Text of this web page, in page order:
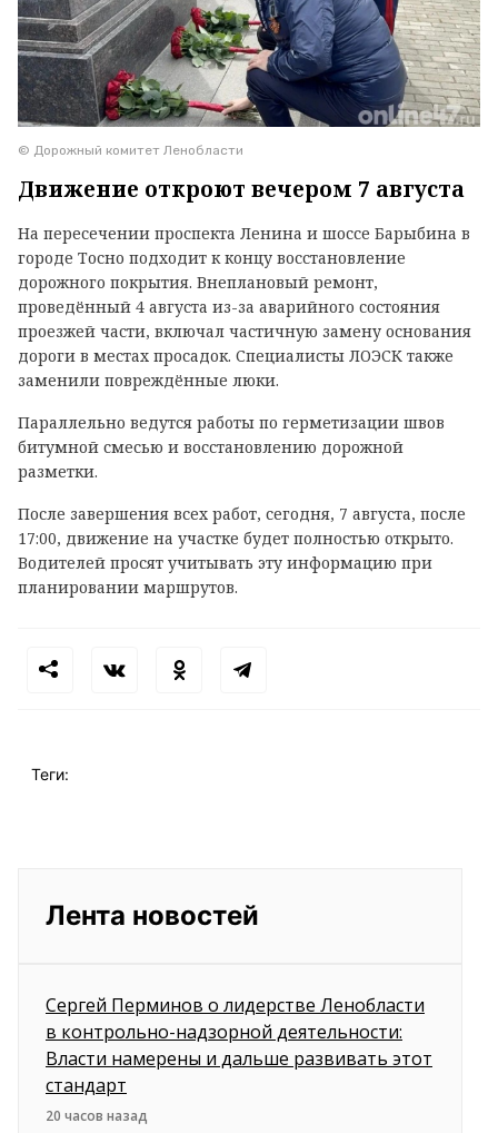
© Дорожный комитет Ленобласти
Движение откроют вечером 7 августа
На пересечении проспекта Ленина и шоссе Барыбина в
городе Тосно подходит к концу восстановление
дорожного покрытия. Внеплановый ремонт,
проведённый 4 августа из-за аварийного состояния
проезжей части, включал частичную замену основания
дороги в местах просадок. Специалисты ЛОЭСК также
заменили повреждённые люки.
Параллельно ведутся работы по герметизации швов
битумной смесью и восстановлению дорожной
разметки.
После завершения всех работ, сегодня, 7 августа, после
17:00, движение на участке будет полностью открыто.
Водителей просят учитывать эту информацию при
планировании маршрутов.
Теги:
Лента новостей
Сергей Перминов о лидерстве Ленобласти
в контрольно-надзорной деятельности:
Власти намерены и дальше развивать этот
стандарт
20 часов назад